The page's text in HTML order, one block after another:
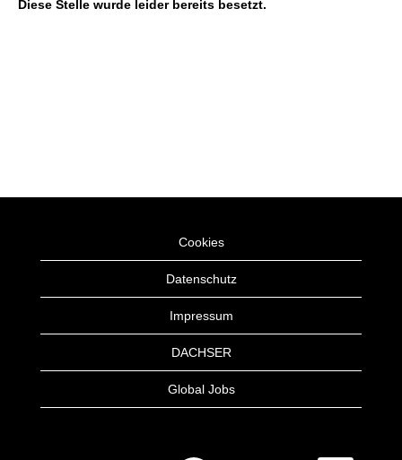
Diese Stelle wurde leider bereits besetzt.
Cookies
Datenschutz
Impressum
DACHSER
Global Jobs